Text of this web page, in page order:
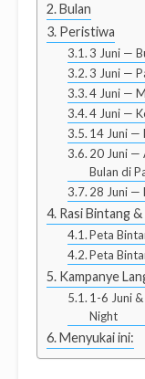
Bulan
Peristiwa
3 Juni —
3 Juni —
4 Juni —
4 Juni —
14 Juni —
20 Juni —
Bulan di
28 Juni —
Rasi Bintang
Peta
Peta
Kampanye
1-6 Juni
Night
Menyukai ini: